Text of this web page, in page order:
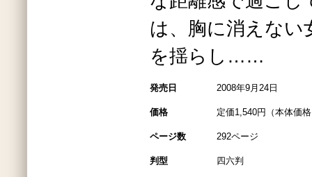
は、胸に消えない
を揺らし……
発売日 2008年9月24日
価格 定価1,540円（本体価
ページ数 292ページ
判型 四六判